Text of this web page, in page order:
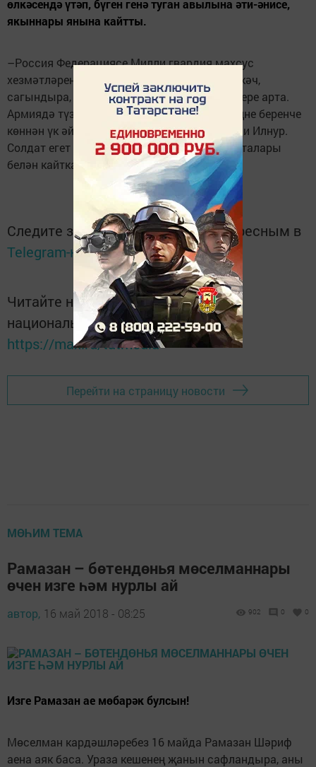
өлкәсендә үтәп, бүген генә туган авылына әти-әнисе,
якыннары янына кайтты.
–Россия Федерациясе Милли гвардия махсус
хезмәтләрендә 1 ел хезмәт итем. Читкә киткәч,
сагындыра, әти-әнинең, туган авылның кадере арта.
Армиядә түземле, ышанычлы булырга, үзеңне беренче
көннән үк әйбәт яктан күрсәтергә кирәк, – ди Илнур.
Солдат егет Рәхмәт хатлары, Мактау грамоталары
белән кайткан. Түшен юбилей медале бизи.
Следите за самым важным и интересным в
Telegram-каналеТатмедиа
Читайте новости Татарстана в
национальном мессенджере MАХ:
https://max.ru/tatmedia
Перейти на страницу новости
МӨҺИМ ТЕМА
Рамазан – бөтендөнья мөселманнары
өчен изге һәм нурлы ай
автор, 16 май 2018 - 08:25 902 0 0
Изге Рамазан ае мөбарәк булсын!
Мөселман кардәшләребез 16 майда Рамазан Шәриф
аена аяк баса. Ураза кешенең җанын сафландыра, аны